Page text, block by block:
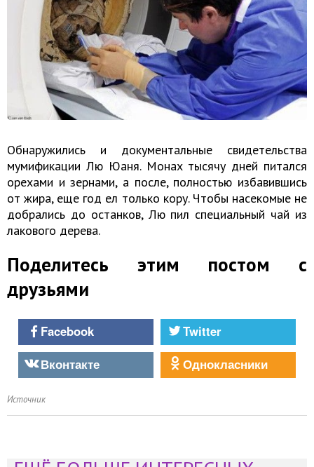
Обнаружились и документальные свидетельства
мумификации Лю Юаня. Монах тысячу дней питался
орехами и зернами, а после, полностью избавившись
от жира, еще год ел только кору. Чтобы насекомые не
добрались до останков, Лю пил специальный чай из
лакового дерева.
Поделитесь этим постом с
друзьями
Facebook
Twitter
Вконтакте
Однокласники
Источник